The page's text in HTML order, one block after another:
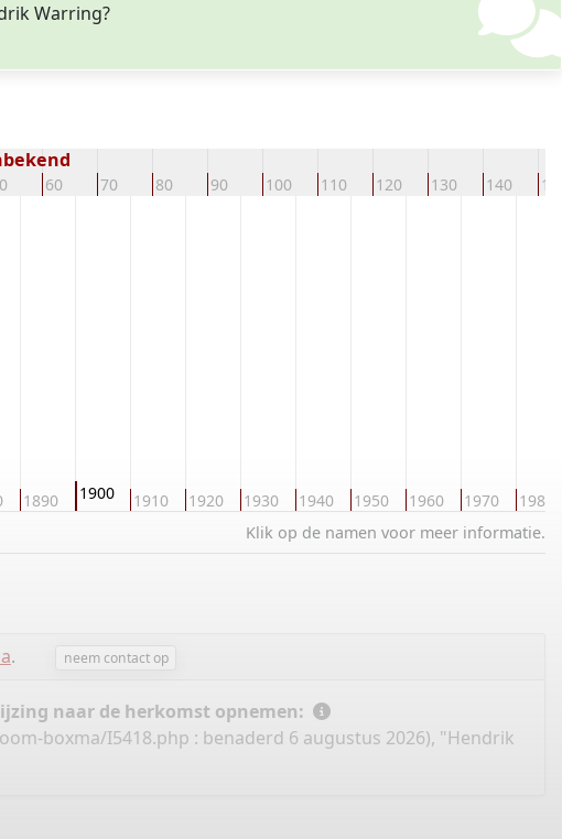
Warring?
60 70 80 90 100 110 120 130 140
1890 1900 1910 1920 1930 1940 1950 1960 1970 1980
Klik op de namen voor meer informatie.
. neem contact op
naar de herkomst opnemen:
boxma/I5418.php : benaderd 6 augustus 2026), "Hendrik